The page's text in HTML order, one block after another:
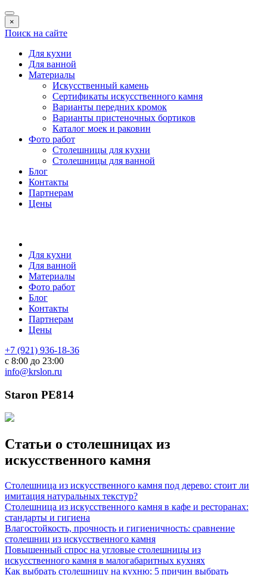
×
Поиск на сайте
Для кухни
Для ванной
Материалы
Искусственный камень
Сертификаты искусственного камня
Варианты передних кромок
Варианты пристеночных бортиков
Каталог моек и раковин
Фото работ
Столешницы для кухни
Столешницы для ванной
Блог
Контакты
Партнерам
Цены
Для кухни
Для ванной
Материалы
Фото работ
Блог
Контакты
Партнерам
Цены
+7 (921) 936-18-36
с 8:00 до 23:00
info@krslon.ru
Staron PE814
Статьи о столешницах из
искусственного камня
Столешница из искусственного камня под дерево: стоит ли
имитация натуральных текстур?
Столешница из искусственного камня в кафе и ресторанах:
стандарты и гигиена
Влагостойкость, прочность и гигиеничность: сравнение
столешниц из искусственного камня
Повышенный спрос на угловые столешницы из
искусственного камня в малогабаритных кухнях
Как выбрать столешницу на кухню: 5 причин выбрать